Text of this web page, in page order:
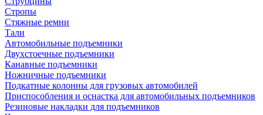
Стропы
Стяжные ремни
Тали
Автомобильные подъемники
Двухстоечные подъемники
Канавные подъемники
Ножничные подъемники
Подкатные колонны для грузовых автомобилей
Приспособления и оснастка для автомобильных подъемников
Резиновые накладки для подъемников